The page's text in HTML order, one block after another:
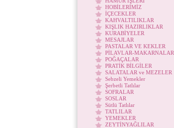
HOBİLERİMİZ
İÇECEKLER
KAHVALTILIKLAR
KIŞLIK HAZIRLIKLAR
KURABİYELER
MESAJLAR
PASTALAR VE KEKLER
PİLAVLAR-MAKARNALAR
POĞAÇALAR
PRATİK BİLGİLER
SALATALAR ve MEZELER
Sebzeli Yemekler
Şerbetli Tatlılar
SOFRALAR
SOSLAR
Sütlü Tatlılar
TATLILAR
YEMEKLER
ZEYTİNYAĞLILAR